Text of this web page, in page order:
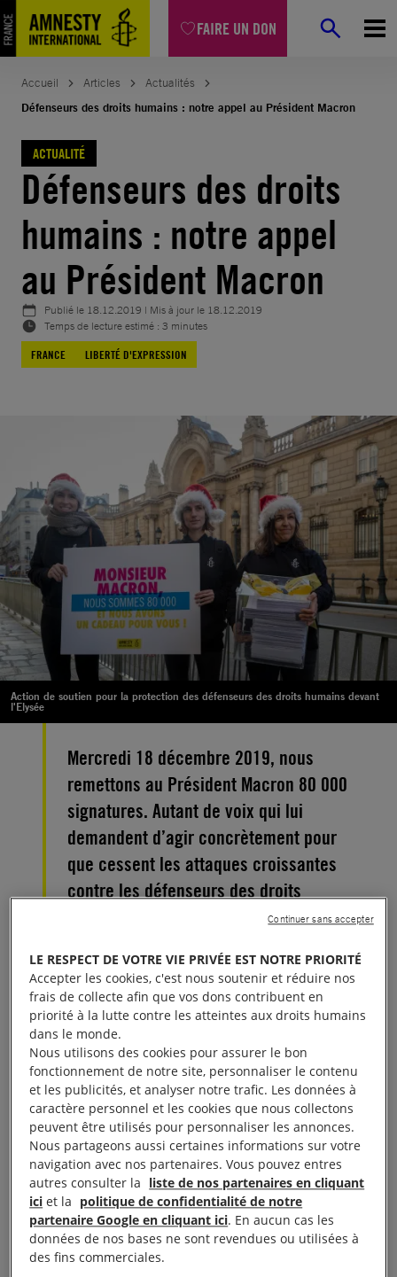
FAIRE UN DON
Aller
au
contenu
Accueil Articles
Actualités
Défenseurs des droits humains : notre appel au Président Macron
ACTUALITÉ
Défenseurs des droits
humains : notre appel
au Président Macron
Publié le 18.12.2019 | Mis à jour le 18.12.2019
Temps de lecture estimé : 3 minutes
FRANCE
LIBERTÉ D'EXPRESSION
Action de soutien pour la protection des défenseurs des droits humains devant
l'Elysée
Mercredi 18 décembre 2019, nous
remettons au Président Macron 80 000
signatures. Autant de voix qui lui
demandent d’agir concrètement pour
que cessent les attaques croissantes
contre les défenseurs des droits
humains, en France et partout dans le
Depuis le Sommet mondial des défenseurs des
droits humains organisé en octobre 2018 à Paris,
Emmanuel Macron a rappelé, à plusieurs reprises,
l’importance de l’action des défenseurs des droits
humains à travers le monde. Un an, jour pour jour,
après la présentation aux Nations unies des
conclusions de ce Sommet,nous lui demandons
désormais de passer des paroles aux actes.Nous
sommes venus devant l’Élysée lui offrir la solution
pour une protection réelle et efficace des
défenseurs des droits humains (DDH) : l’adoption
d’un Plan d’action national. Un plan d’action pour
LE RESPECT DE VOTRE VIE PRIVÉE EST NOTRE PRIORITÉ
Accepter les cookies, c'est nous soutenir et réduire nos
frais de collecte afin que vos dons contribuent en
priorité à la lutte contre les atteintes aux droits humains
dans le monde.
Nous utilisons des cookies pour assurer le bon
fonctionnement de notre site, personnaliser le contenu
et les publicités, et analyser notre trafic. Les données à
caractère personnel et les cookies que nous collectons
peuvent être utilisés pour personnaliser les annonces.
Nous partageons aussi certaines informations sur votre
navigation avec nos partenaires. Vous pouvez entres
autres consulter la liste de nos partenaires en cliquant
ici et la politique de confidentialité de notre
partenaire Google en cliquant ici. En aucun cas les
données de nos bases ne sont revendues ou utilisées à
des fins commerciales.
Continuer sans accepter